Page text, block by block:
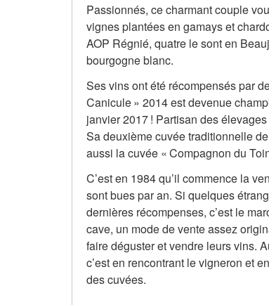
Passionnés, ce charmant couple
vignes plantées en gamays et
AOP Régnié, quatre le sont en
bourgogne blanc.
Ses vins ont été récompensés par
Canicule » 2014 est devenue
janvier 2017 ! Partisan des
Sa deuxième cuvée traditionnelle
aussi la cuvée « Compagnon du
C’est en 1984 qu’il commence la
sont bues par an. Si quelques
dernières récompenses, c’est le
cave, un mode de vente assez
faire déguster et vendre leurs vins.
c’est en rencontrant le vigneron et
des cuvées.